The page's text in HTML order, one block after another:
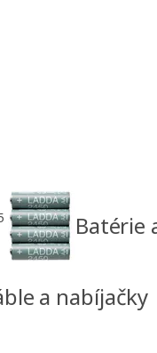
Batérie
a nabíjačky